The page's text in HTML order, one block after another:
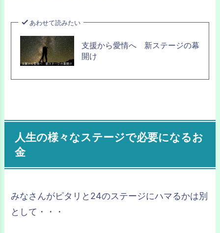
あわせて読みたい
支援から愛情へ 新ステージの幕
開け
人生の様々なステージで必要になるお
金
みなさんがピタリと24のステージにハマるかは別
として・・・